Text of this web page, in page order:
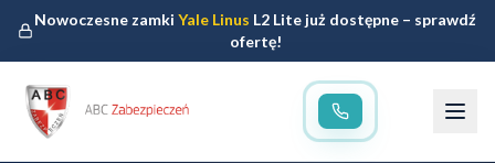
Nowoczesne zamkiYale Linus L2 Lite już dostępne – sprawdź
ofertę!